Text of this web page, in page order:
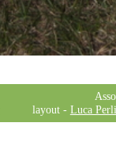
layout - Luca